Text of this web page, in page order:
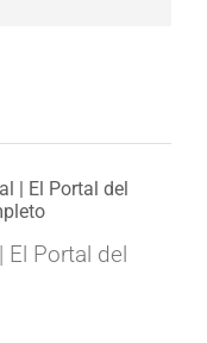
El Portal del